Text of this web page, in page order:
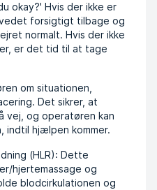
okay?' Hvis der ikke er
forsigtigt tilbage og
normalt. Hvis der ikke
er det tid til at tage
om situationen,
Det sikrer, at
og operatøren kan
indtil hjælpen kommer.
(HLR): Dette
hjertemassage og
blodcirkulationen og